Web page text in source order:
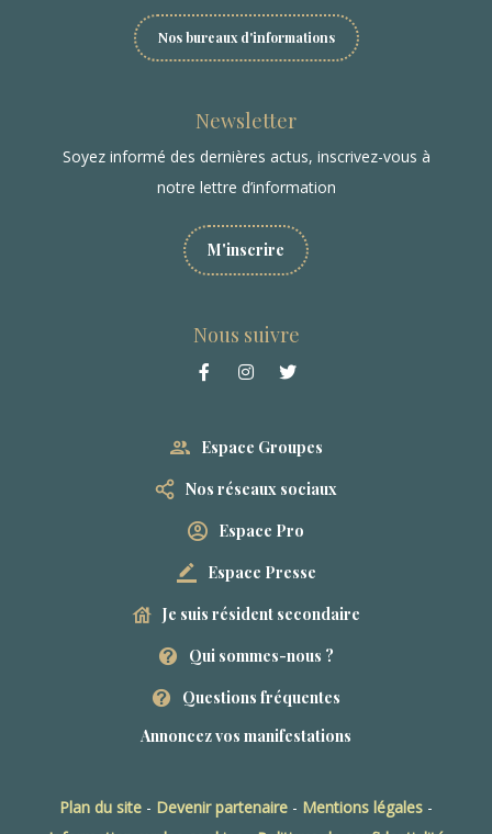
Nos bureaux d'informations
Newsletter
Soyez informé des dernières actus, inscrivez-vous à
notre lettre d’information
M'inscrire
Nous suivre
Espace Groupes
Nos réseaux sociaux
Espace Pro
Espace Presse
Je suis résident secondaire
Qui sommes-nous ?
Questions fréquentes
Annoncez vos manifestations
Plan du site - Devenir partenaire - Mentions légales -